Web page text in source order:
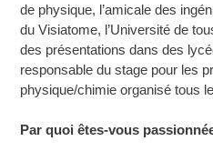
de physique, l’amicale des
du Visiatome, l’Université de
des présentations dans des
responsable du stage pour les
physique/chimie organisé tous
Par quoi êtes-vous